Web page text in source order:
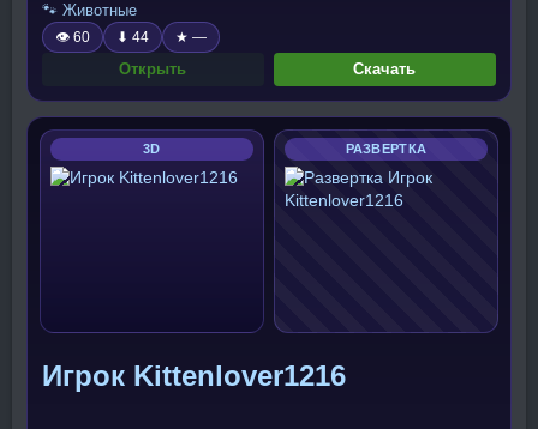
🐾 Животные
👁 60 ⬇ 44 ★ —
Открыть Скачать
3D РАЗВЕРТКА
Игрок Kittenlover1216